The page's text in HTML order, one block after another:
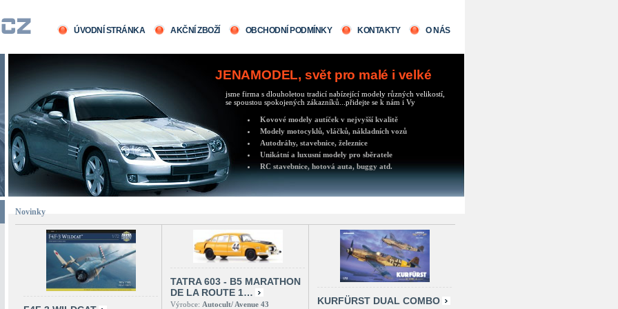
ÚVODNÍ STRÁNKA AKČNÍ ZBOŽÍ OBCHODNÍ PODMÍNKY KONTAKTY O NÁS
JENAMODEL, svět pro malé i velké
jsme firma s dlouholetou tradicí nabízející modely různých velikostí,
se spoustou spokojených zákazníků...přidejte se k nám i Vy
Kovové modely autíček v nejvyšší kvalitě
Modely motocyklů, vláčků, nákladních vozů
Autodráhy, stavebnice, železnice
Unikátní a luxusní modely pro sběratele
RC stavebnice, hotová auta, buggy atd.
Novinky
TATRA 603 - B5 MARATHON
DE LA ROUTE 1…
Výrobce: Autocult/ Avenue 43 KURFÜRST DUAL COMBO